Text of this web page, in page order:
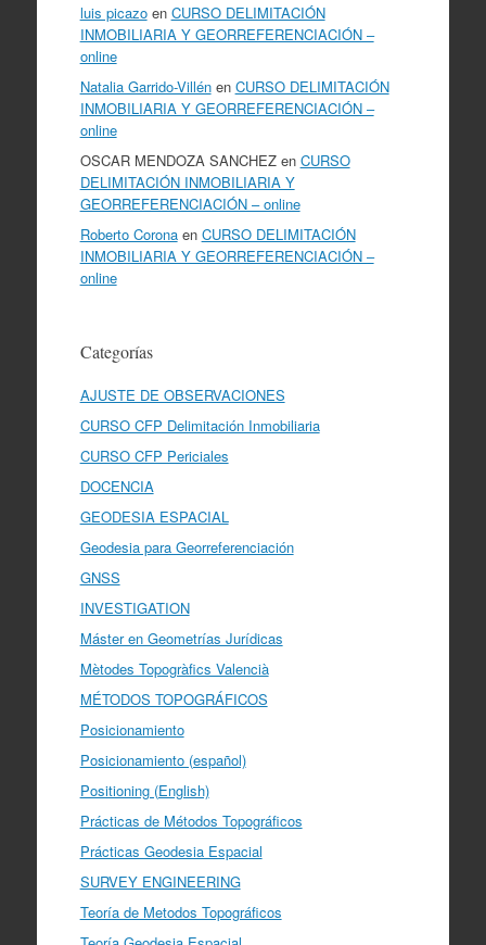
luis picazoen CURSO DELIMITACIÓN
INMOBILIARIA Y GEORREFERENCIACIÓN –
online
Natalia Garrido-Villénen CURSO DELIMITACIÓN
INMOBILIARIA Y GEORREFERENCIACIÓN –
online
OSCAR MENDOZA SANCHEZen CURSO
DELIMITACIÓN INMOBILIARIA Y
GEORREFERENCIACIÓN – online
Roberto Coronaen CURSO DELIMITACIÓN
INMOBILIARIA Y GEORREFERENCIACIÓN –
online
Categorías
AJUSTE DE OBSERVACIONES
CURSO CFP Delimitación Inmobiliaria
CURSO CFP Periciales
DOCENCIA
GEODESIA ESPACIAL
Geodesia para Georreferenciación
GNSS
INVESTIGATION
Máster en Geometrías Jurídicas
Mètodes Topogràfics Valencià
MÉTODOS TOPOGRÁFICOS
Posicionamiento
Posicionamiento (español)
Positioning (English)
Prácticas de Métodos Topográficos
Prácticas Geodesia Espacial
SURVEY ENGINEERING
Teoría de Metodos Topográficos